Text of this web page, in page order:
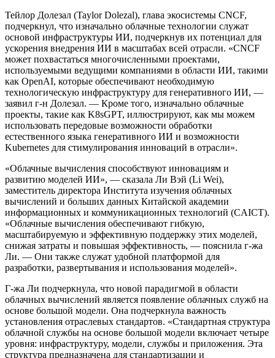
Тейлор Долезал (Taylor Dolezal), глава экосистемы CNCF,
подчеркнул, что изначально облачные технологии служат
основой инфраструктуры ИИ, подчеркнув их потенциал для
ускорения внедрения ИИ в масштабах всей отрасли. «CNCF
может похвастаться многочисленными проектами,
используемыми ведущими компаниями в области ИИ, такими
как OpenAI, которые обеспечивают необходимую
технологическую инфраструктуру для генеративного ИИ, —
заявил г-н Долезал. — Кроме того, изначально облачные
проекты, такие как K8sGPT, иллюстрируют, как мы можем
использовать передовые возможности обработки
естественного языка генеративного ИИ и возможности
Kubernetes для стимулирования инноваций в отрасли».
«Облачные вычисления способствуют инновациям и
развитию моделей ИИ», — сказала Ли Вэй (Li Wei),
заместитель директора Института изучения облачных
вычислений и больших данных Китайской академии
информационных и коммуникационных технологий (CAICT).
«Облачные вычисления обеспечивают гибкую,
масштабируемую и эффективную поддержку этих моделей,
снижая затраты и повышая эффективность, — пояснила г-жа
Ли. — Они также служат удобной платформой для
разработки, развертывания и использования моделей».
Г-жа Ли подчеркнула, что новой парадигмой в области
облачных вычислений является появление облачных служб на
основе большой модели. Она подчеркнула важность
установления отраслевых стандартов. «Стандартная структура
облачной службы на основе большой модели включает четыре
уровня: инфраструктуру, модели, службы и приложения. Эта
структура предназначена для стандартизации и